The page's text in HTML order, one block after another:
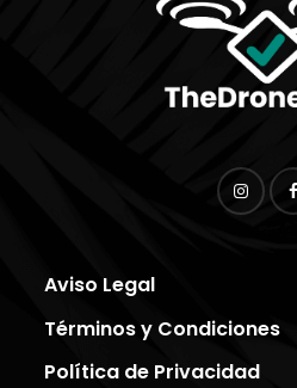
Aviso Legal
Términos y Condiciones
Política de Privacidad